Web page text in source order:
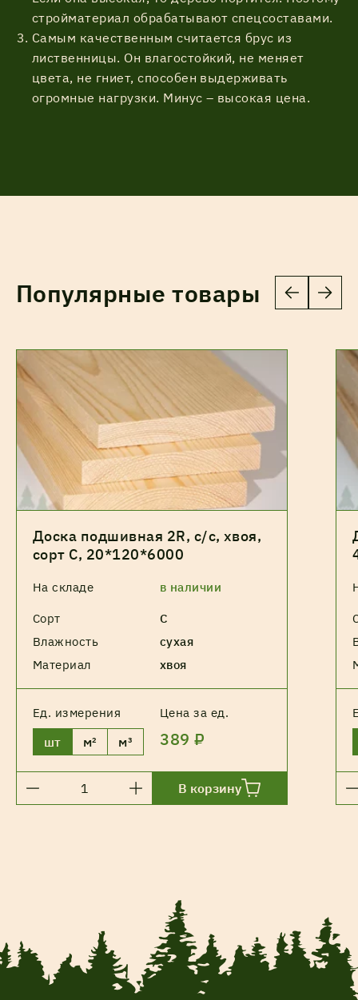
стройматериал обрабатывают спецсоставами.
Самым качественным считается брус из
лиственницы. Он влагостойкий, не меняет
цвета, не гниет, способен выдерживать
огромные нагрузки. Минус – высокая цена.
Популярные товары
Доска подшивная 2R, с/с, хвоя,
сорт С, 20*120*6000
На складе в наличии
Сорт
С
Влажность
сухая
Материал
хвоя
Ед. измерения Цена за ед.
шт м² м³ 389 ₽
В корзину